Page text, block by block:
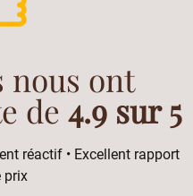
nous ont
de 4.9 sur 5
réactif • Excellent rapport
prix